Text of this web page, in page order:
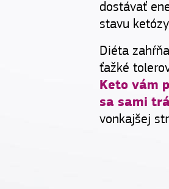
dostávať
stavu
Diéta
ťažké
Keto vám
sa sami
vonkajšej